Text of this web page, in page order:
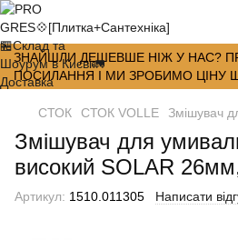
ЗНАЙШЛИ ДЕШЕВШЕ НІЖ У НАС?
ПОСИЛАННЯ І МИ ЗРОБИМО ЦІНУ
СТОК СТОК VOLLE Змішувач
Змішувач для
високий SOLAR
Артикул: 1510.011305 Написати